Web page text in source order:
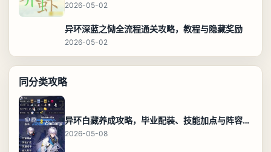
2026-05-02
异环深蓝之恸全流程通关攻略，教程与隐藏奖励
2026-05-02
同分类攻略
异环白藏养成攻略，毕业配装、技能加点与阵容搭配保姆级解析
2026-05-08